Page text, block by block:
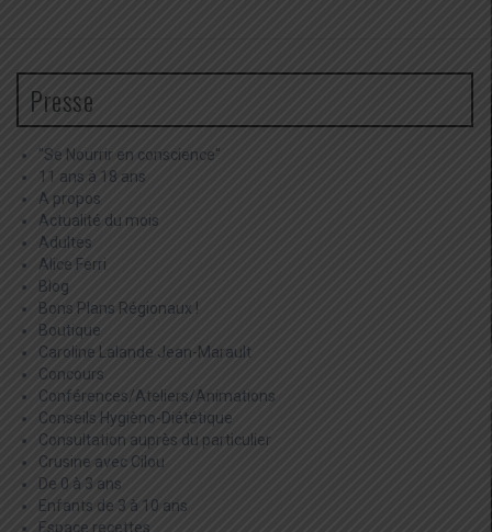
Presse
"Se Nourrir en conscience"
11 ans à 18 ans
A propos
Actualité du mois
Adultes
Alice Ferri
Blog
Bons Plans Régionaux !
Boutique
Caroline Lalande Jean-Marault
Concours
Conférences/Ateliers/Animations
Conseils Hygièno-Diététique
Consultation auprès du particulier
Crusine avec Cilou
De 0 à 3 ans
Enfants de 3 à 10 ans
Espace recettes